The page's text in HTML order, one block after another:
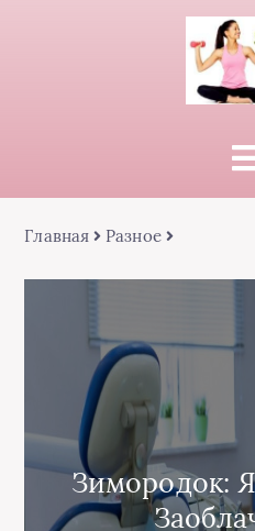
Главная Разное
Зимородок: